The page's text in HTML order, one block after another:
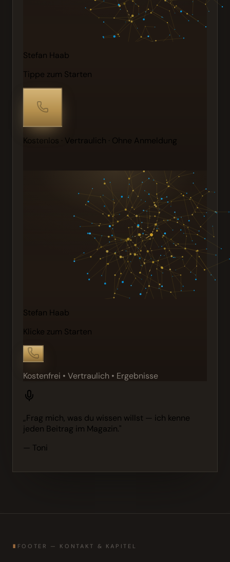
Stefan Haab
Tippe zum Starten
Kostenlos · Vertraulich · Ohne Anmeldung
Stefan Haab
Klicke zum Starten
Kostenfrei • Vertraulich • Ergebnisse
„Frag mich, was du wissen willst — ich kenne
jeden Beitrag im Magazin."
— Toni
∎ FOOTER — KONTAKT & KAPITEL